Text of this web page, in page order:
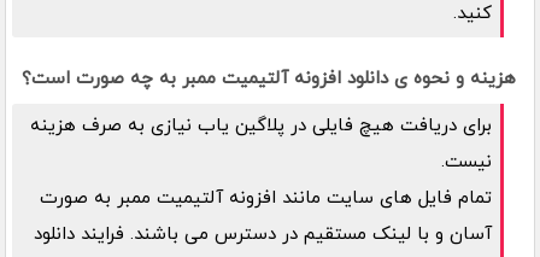
کنید.
هزینه و نحوه ی دانلود افزونه آلتیمیت ممبر به چه صورت است؟
برای دریافت هیچ فایلی در پلاگین یاب نیازی به صرف هزینه
نیست.
تمام فایل های سایت مانند افزونه آلتیمیت ممبر به صورت
آسان و با لینک مستقیم در دسترس می باشند. فرایند دانلود